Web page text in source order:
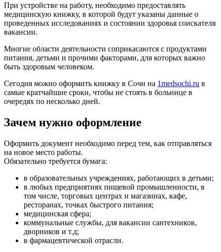
При устройстве на работу, необходимо предоставлять
медицинскую книжку, в которой будут указаны данные о
проведенных исследованиях и состоянии здоровья соискателя
вакансии.
Многие области деятельности соприкасаются с продуктами
питания, детьми и прочими факторами, для которых важно
быть здоровым человеком.
Сегодня можно оформить книжку в Сочи на 1medsochi.ru в
самые кратчайшие сроки, чтобы не стоять в больнице в
очередях по несколько дней.
Зачем нужно оформление
Оформить документ необходимо перед тем, как отправляться
на новое место работы.
Обязательно требуется бумага:
в образовательных учреждениях, работающих в детьми;
в любых предприятиях пищевой промышленности, в
том числе, торговых центрах и магазинах, кафе,
ресторанах, точках быстрого питания;
медицинская сфера;
коммунальные службы, для вакансии сантехников,
дворников и т.д;
в фармацевтической отрасли.